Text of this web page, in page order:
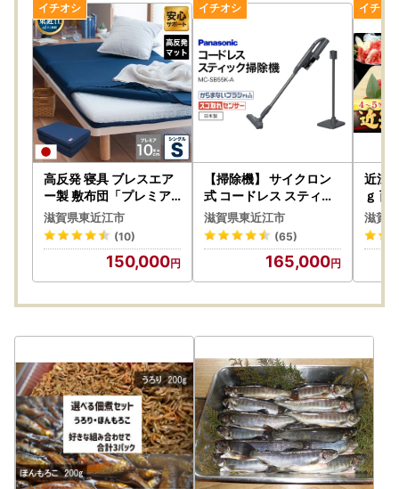
https://www.yamato-hd.co.jp/important/info_260728_
2.html?_gl=1*pqch3c*_gcl_au*MTM2NjYzNTE5OC4xN
zg1Mjc5NzU5
★お盆期間中のお問い合わせ・配送について★
お盆期間中も、通常通り寄附受付を行っております。
返礼品発送は、事業者によって対応が異なりますため、
あらかじめご了承のほどお願いいたします。
《8月6日(木)～8月16日(日)受付分》
お盆明けの8月17日(月)より順次発送いたします。
8/5(水)〜8/7(金)、8/10(月)、8/12(水)、8/17(月)以降
す。お急ぎの場合は営業日にお電話にてご連絡ください。
詳しくは『自治体情報』の『最新情報』をご覧ください。
高反発 寝具 ブレスエア
ー製 敷布団「プレミアS
」 近江化成工業株式会
社 滋賀県 東近江市 AE0
8 高反発敷布団 マット
レス シングル 体圧分散
洗える 抗菌 防臭 腰痛 肩
滋賀県東近江市
(10)
150,000
【掃除機】 サイクロン
式 コードレス スティッ
ク 掃除機【MC-SB55K
-A】 Panasonic AF-E0
9
滋賀県東近江市
(65)
165,000
近江
ｇ 西
近江
肉 切
焼き
滋賀